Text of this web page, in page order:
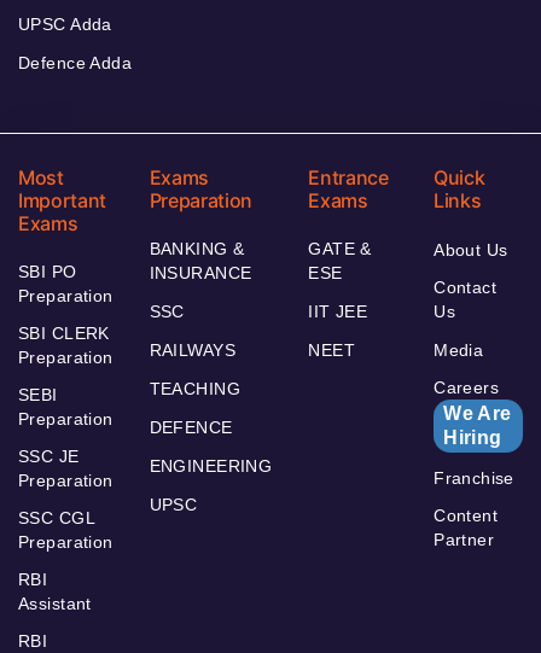
UPSC Adda
Defence Adda
Most
Important
Exams
SBI PO
Preparation
SBI CLERK
Preparation
SEBI
Preparation
SSC JE
Preparation
SSC CGL
Preparation
RBI
Assistant
RBI
Exams
Preparation
BANKING &
INSURANCE
SSC
RAILWAYS
TEACHING
DEFENCE
ENGINEERING
UPSC
Entrance
Exams
GATE &
ESE
IIT JEE
NEET
Quick
Links
About Us
Contact
Us
Media
Careers
We Are
Hiring
Franchise
Content
Partner